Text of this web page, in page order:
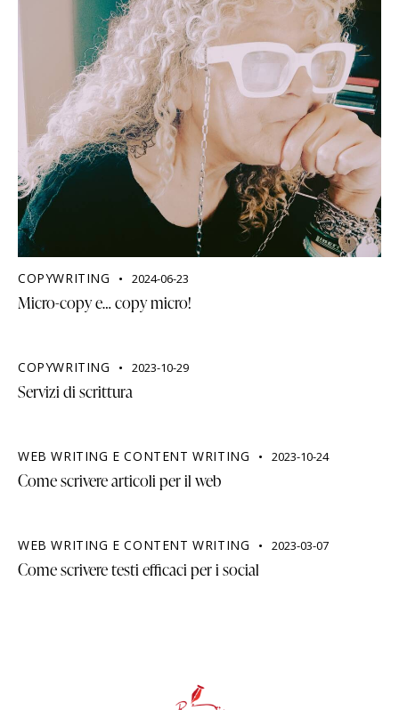
COPYWRITING 2024-06-23
Micro-copy e… copy micro!
COPYWRITING 2023-10-29
Servizi di scrittura
WEB WRITING E CONTENT WRITING 2023-10-24
Come scrivere articoli per il web
WEB WRITING E CONTENT WRITING 2023-03-07
Come scrivere testi efficaci per i social